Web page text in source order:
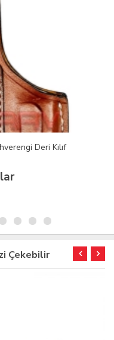
Deri Kılıf
Çekebilir